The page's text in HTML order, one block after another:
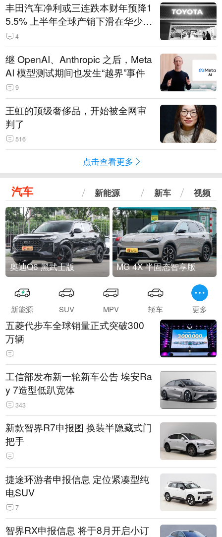
丰田汽车净利或三连跌本财年预降1
5.5% 上半年全球产销下滑在华少卖
14.3万辆
4
继 OpenAI、Anthropic 之后，Meta
AI 模型测试期间也发生“越界”事件
9
王虹的顶级奢侈品，开始被全网审
判了
516
点击查看更多
汽车 新能源 新车 视频
奥迪Q6 黑武士版 MG 4X 半固态智享版
新能源 SUV MPV 轿车 更多
五菱代步车全球销量正式突破300
万辆
工信部发布新一轮新车公告 埃安Ra
y 7造型低趴宽体
343
新款智界R7申报图 换装半隐藏式门
把手
捷途环游者申报信息 定位紧凑型纯
电SUV
7
智界RX申报信息 将于8月开启小订